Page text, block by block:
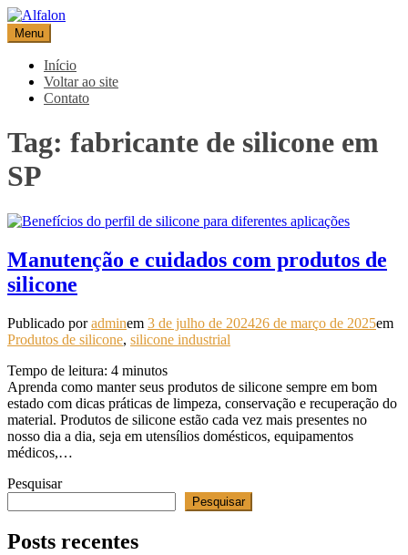
Pular
para
o
conteúdo
Alfalon
comércio e serviços pertinentes aos produtos de embalagens
Menu
Início
Voltar ao site
Contato
Tag: fabricante de silicone em
SP
Manutenção e cuidados com produtos de
silicone
Publicado poradminem 3 de julho de 202426 de março de 2025em
Produtos de silicone, silicone industrial
Tempo de leitura: 4 minutos
Aprenda como manter seus produtos de silicone sempre em bom
estado com dicas práticas de limpeza, conservação e recuperação do
material. Produtos de silicone estão cada vez mais presentes no
nosso dia a dia, seja em utensílios domésticos, equipamentos
médicos,…
Pesquisar
Pesquisar
Posts recentes